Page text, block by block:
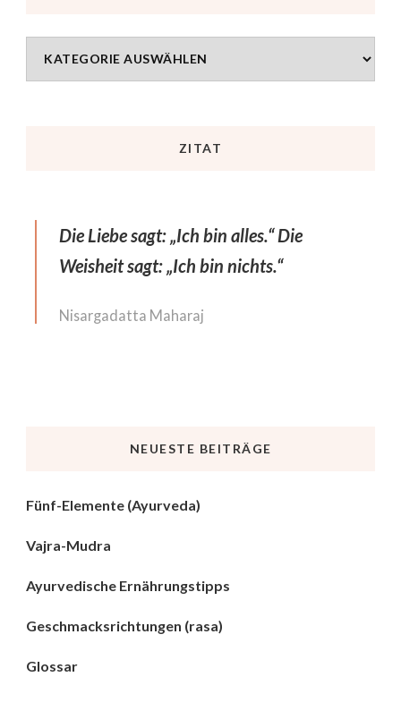
ZITAT
Die Liebe sagt: „Ich bin alles.“ Die
Weisheit sagt: „Ich bin nichts.“
Nisargadatta Maharaj
NEUESTE BEITRÄGE
Fünf-Elemente (Ayurveda)
Vajra-Mudra
Ayurvedische Ernährungstipps
Geschmacksrichtungen (rasa)
Glossar